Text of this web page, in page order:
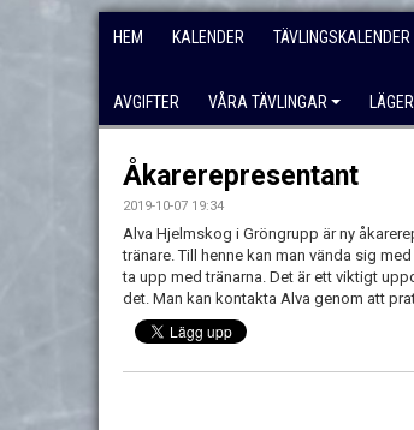
HEM KALENDER TÄVLINGSKALENDER
AVGIFTER VÅRA TÄVLINGAR LÄGER
Åkarerepresentant
2019-10-07 19:34
Alva Hjelmskog i Gröngrupp är ny
tränare. Till henne kan man vända sig
ta upp med tränarna. Det är ett viktigt
det. Man kan kontakta Alva genom att